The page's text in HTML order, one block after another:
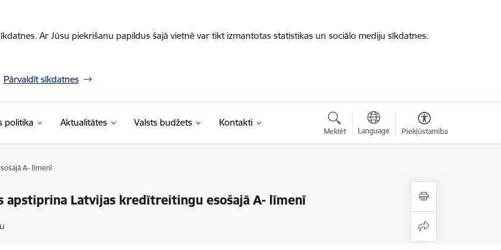
Ar Jūsu piekrišanu papildus šajā vietnē var tikt izmantotas statistikas un sociālo mediju sīkdatnes.
Pārvaldīt sīkdatnes
politika Aktualitātes Valsts budžets Kontakti
Meklēt Language Piekļūstamība
A- līmenī
apstiprina Latvijas kredītreitingu esošajā A- līmenī